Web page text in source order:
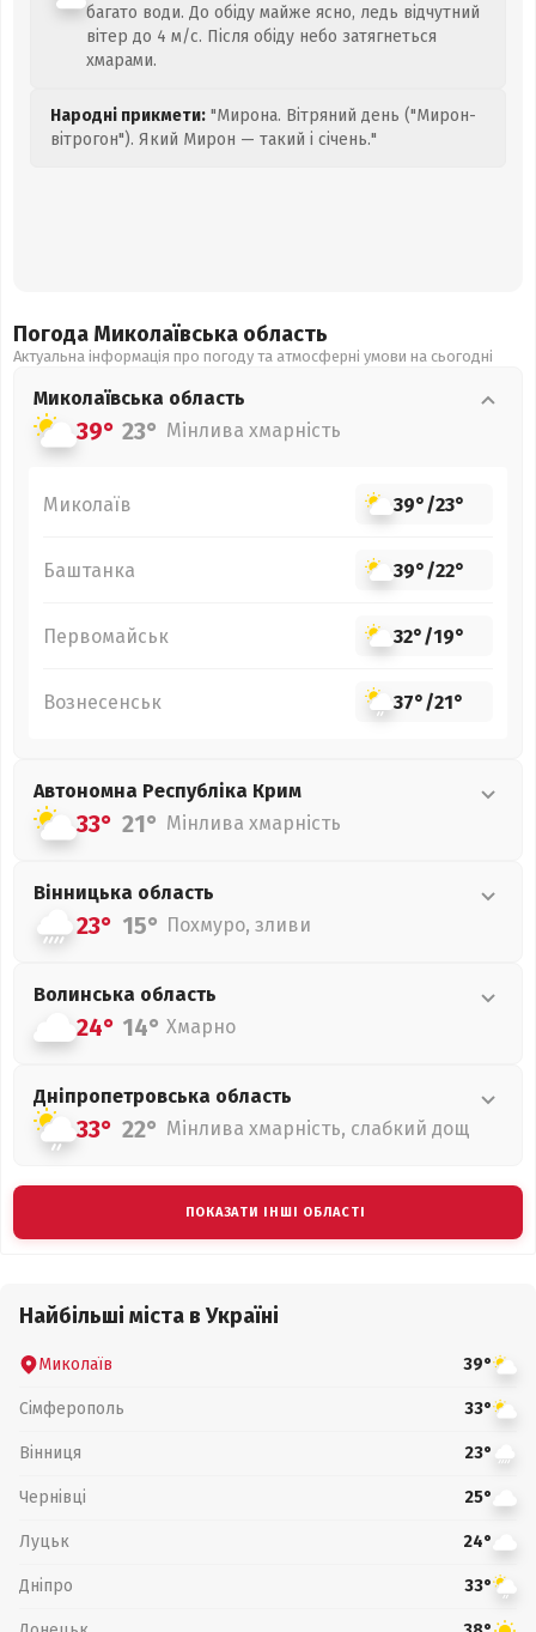
багато води. До обіду майже ясно, ледь відчутний
вітер до 4 м/с. Після обіду небо затягнеться
хмарами.
Народні прикмети: "Мирона. Вітряний день ("Мирон-
вітрогон"). Який Мирон — такий і січень."
Погода Миколаївська область
Актуальна інформація про погоду та атмосферні умови на сьогодні
Миколаївська область
39° 23° Мінлива хмарність
Миколаїв 39°/23°
Баштанка 39°/22°
Первомайськ 32°/19°
Вознесенськ 37°/21°
Автономна Республіка Крим
33° 21° Мінлива хмарність
Вінницька область
23° 15° Похмуро, зливи
Волинська область
24° 14° Хмарно
Дніпропетровська область
33° 22° Мінлива хмарність, слабкий дощ
ПОКАЗАТИ ІНШІ ОБЛАСТІ
Найбільші міста в Україні
Миколаїв 39°
Сімферополь 33°
Вінниця 23°
Чернівці 25°
Луцьк 24°
Дніпро 33°